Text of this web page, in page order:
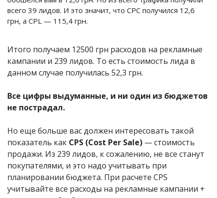
всего 39 лидов. И это значит, что CPC получился 12,6
грн, а CPL — 115,4 грн.
Итого получаем 12500 грн расходов на рекламные
кампании и 239 лидов. То есть стоимость лида в
данном случае получилась 52,3 грн.
Все цифры выдуманные, и ни один из бюджетов
не пострадал.
Но еще больше вас должен интересовать такой
показатель как CPS (Cost Per Sale) — стоимость
продажи. Из 239 лидов, к сожалению, не все станут
покупателями, и это надо учитывать при
планировании бюджета. При расчете CPS
учитывайте все расходы на рекламные кампании +